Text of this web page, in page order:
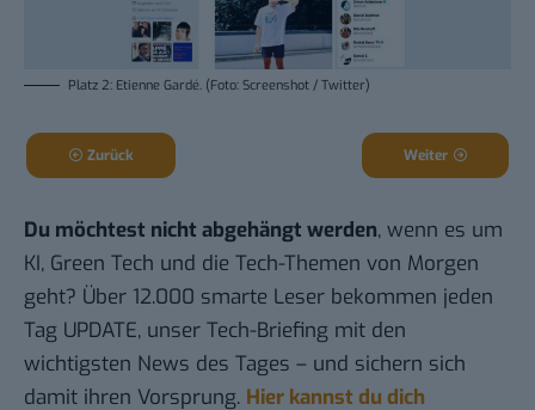
Platz 2: Etienne Gardé. (Foto: Screenshot / Twitter)
Zurück Weiter
Du möchtest nicht abgehängt werden, wenn es um
KI, Green Tech und die Tech-Themen von Morgen
geht? Über 12.000 smarte Leser bekommen jeden
Tag UPDATE, unser Tech-Briefing mit den
wichtigsten News des Tages – und sichern sich
damit ihren Vorsprung. Hier kannst du dich